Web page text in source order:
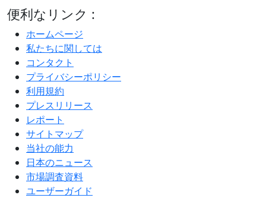
便利なリンク :
ホームページ
私たちに関しては
コンタクト
プライバシーポリシー
利用規約
プレスリリース
レポート
サイトマップ
当社の能力
日本のニュース
市場調査資料
ユーザーガイド